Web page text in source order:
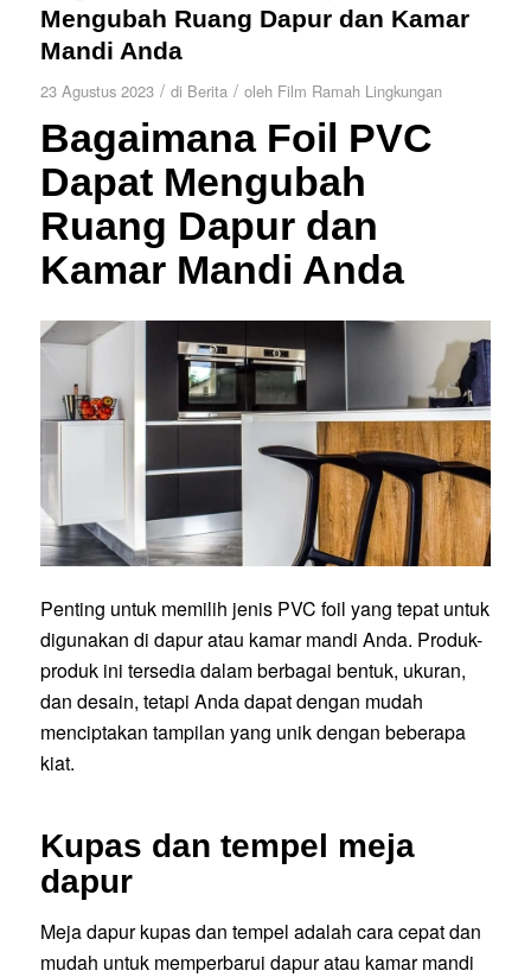
Mengubah Ruang Dapur dan Kamar
Mandi Anda
23 Agustus 2023 / di Berita / oleh Film Ramah Lingkungan
Bagaimana Foil PVC
Dapat Mengubah
Ruang Dapur dan
Kamar Mandi Anda
Penting untuk memilih jenis PVC foil yang tepat untuk
digunakan di dapur atau kamar mandi Anda. Produk-
produk ini tersedia dalam berbagai bentuk, ukuran,
dan desain, tetapi Anda dapat dengan mudah
menciptakan tampilan yang unik dengan beberapa
kiat.
Kupas dan tempel meja
dapur
Meja dapur kupas dan tempel adalah cara cepat dan
mudah untuk memperbarui dapur atau kamar mandi